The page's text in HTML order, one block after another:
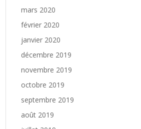
mars 2020
février 2020
janvier 2020
décembre 2019
novembre 2019
octobre 2019
septembre 2019
août 2019